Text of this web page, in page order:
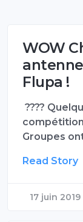
WOW
Flupa !
????
Groupes
Read Story
17 juin 2019